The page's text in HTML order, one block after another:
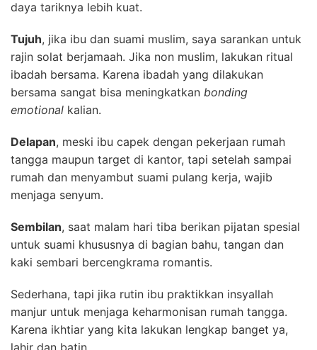
daya tariknya lebih kuat.
Tujuh, jika ibu dan suami muslim, saya sarankan untuk
rajin solat berjamaah. Jika non muslim, lakukan ritual
ibadah bersama. Karena ibadah yang dilakukan
bersama sangat bisa meningkatkan bonding
emotional kalian.
Delapan, meski ibu capek dengan pekerjaan rumah
tangga maupun target di kantor, tapi setelah sampai
rumah dan menyambut suami pulang kerja, wajib
menjaga senyum.
Sembilan, saat malam hari tiba berikan pijatan spesial
untuk suami khususnya di bagian bahu, tangan dan
kaki sembari bercengkrama romantis.
Sederhana, tapi jika rutin ibu praktikkan insyallah
manjur untuk menjaga keharmonisan rumah tangga.
Karena ikhtiar yang kita lakukan lengkap banget ya,
lahir dan batin.